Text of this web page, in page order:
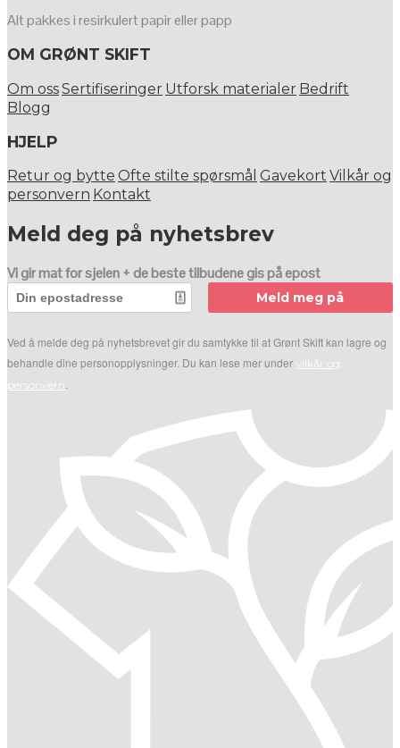
Alt pakkes i resirkulert papir eller papp
OM GRØNT SKIFT
Om ossSertifiseringer Utforsk materialer Bedrift
Blogg
HJELP
Retur og bytte Ofte stilte spørsmål Gavekort Vilkår og
personvern Kontakt
Meld deg på nyhetsbrev
Vi gir mat for sjelen + de beste tilbudene gis på epost
Meld meg på
Ved å melde deg på nyhetsbrevet gir du samtykke til at Grønt Skift kan lagre og
behandle dine personopplysninger. Du kan lese mer under vilkår og
personvern